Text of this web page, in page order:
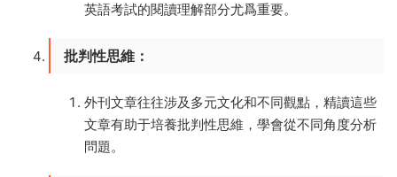
英語考試的閱讀理解部分尤爲重要。
批判性思維 ：
外刊文章往往涉及多元文化和不同觀點，精讀這些
文章有助于培養批判性思維，學會從不同角度分析
問題。